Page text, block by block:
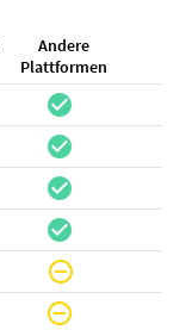
Andere
Plattformen
check_circle
check_circle
check_circle
check_circle
do_not_disturb_on
do_not_disturb_on